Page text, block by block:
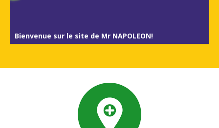
Bienvenue sur le site de Mr NAPOLEON!